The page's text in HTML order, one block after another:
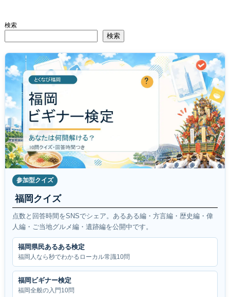
検索
検索
参加型クイズ
福岡クイズ
点数と回答時間をSNSでシェア。あるある編・方言編・歴史編・偉
人編・ご当地グルメ編・遺跡編を公開中です。
福岡県民あるある検定
福岡人なら秒でわかるローカル常識10問
福岡ビギナー検定
福岡全般の入門10問